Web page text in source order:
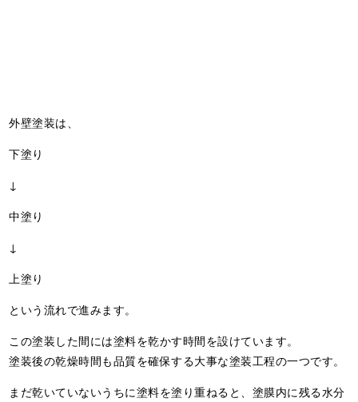
外壁塗装は、
下塗り
↓
中塗り
↓
上塗り
という流れで進みます。
この塗装した間には塗料を乾かす時間を設けています。
塗装後の乾燥時間も品質を確保する大事な塗装工程の一つです。
まだ乾いていないうちに塗料を塗り重ねると、塗膜内に残る水分